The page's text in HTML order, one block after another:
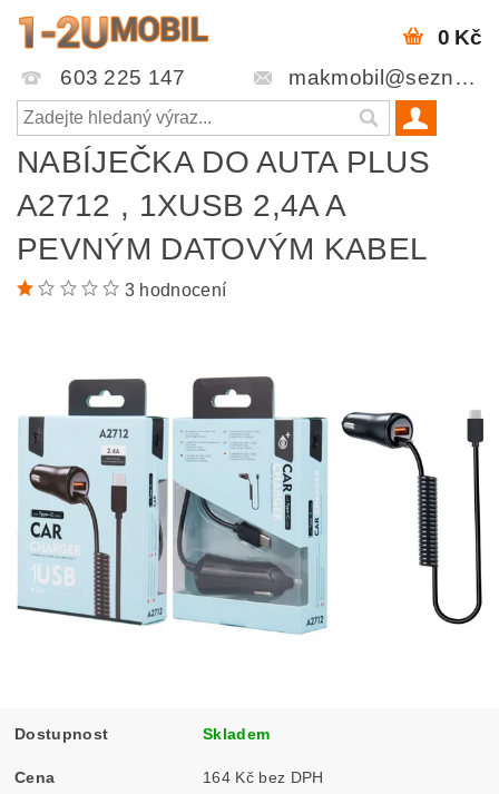
603 225 147 makmobil@seznam.cz
0 Kč
NABÍJEČKA DO AUTA PLUS
A2712 , 1XUSB 2,4A A
PEVNÝM DATOVÝM KABEL
3 hodnocení
Dostupnost Skladem
Cena 164 Kč bez DPH